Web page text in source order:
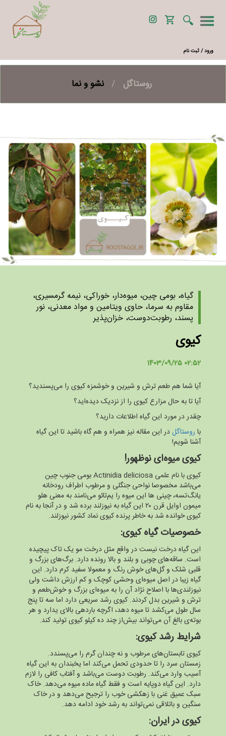
ورود / ثبت نام
روستاگل / نشو و نما
گیاه، بومی چین، میوه‌دار، خوراکی، نیمه گرمسیری،
مقاوم به سرما، حاوی ویتامین و مواد معدنی، نور
پسند، رطوبت‌دوست، خزان‌پذیر
کیوی
1403/09/25 02:52
آیا شما هم طعم ترش و شیرین و خوشمزه کیوی را می‌پسندید؟
آیا تا به حال مزارع کیوی را از نزدیک دیده‌اید؟
چقدر در مورد این گیاه اطلاعات دارید؟
با روستاگلدر این مقاله نیز همراه و هم گاه باشید تا این گیاه
آشنا شویم!
کیوی میوه‌ای نوظهور!
کیوی با نام علمی Actinidia deliciosa بومی جنوب چین
می‌باشد مخصوصا نواحی جنگلی و مرطوب اطراف رودخانه
یانگ‌تسه، چینی ها این میوه را یم‌تائو می‌نامند به معنی هلو
میمون اوایل قرن ۲۰ این گیاه به نیوزلند برده شد و در آنجا به نام
کیوی خوانده شد به خاطر پرنده کیوی نماد کشور نیوزلند.
خصوصیات گیاه کیوی:
این گیاه درخت نیست در واقع مثل درخت مو یک تاک پیچیده
است. ساقه‌های چوبی و بلند و بالا رونده دارد. برگ‌های بزرگ و
قلبی شلک و گل‌های خوش رنگ و معمولا سفید کرم دارد. این
گیاه زیبا در اصل میوه‌ای وحشی کوچک و کم ارزش داشت ولی
نیوزلندی‌ها با اصلاح نژاد آن را به میوه‌ای بزرگ و خوش‌طعم و
ترش و شیرین بدل کردند. کیوی رشد سریعی دارد اما سه تا پنج
سال طول می‌کشد تا میوه دهد، اگرچه باردهی بالای یدارد و هر
بوته‌ی بالغ آن می‌تواند بیش‌از چند ده کیلو کیوی تولید کند.
شرایط رشد کیوی:
کیوی تابستان‌های مرطوب و نه چندان گرم را می‌پسندد.
زمستان سرد را تا حدودی تحمل می‌کند اما یخبندان به این گیاه
آسیب وارد می‌کند. رطوبت دوست می‌باشد و آفتاب کافی را لازم
دارد. این گیاه دوپایه است و فقط گیاه ماده میوه می‌دهد. خاک
سبک عمیق غنی با زهکشی خوب را ترجیح می‌دهد و در خاک
سنگین و باتلاقی نمی‌تواند به رشد خود ادامه دهد.
کیوی در ایران: